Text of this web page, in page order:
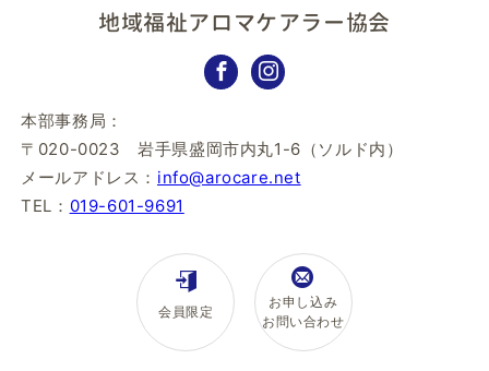
地域福祉アロマケアラー協会
本部事務局：
〒020-0023 岩手県盛岡市内丸1-6（ソルド内）
メールアドレス： info@arocare.net
TEL： 019-601-9691
会員限定
お申し込み
お問い合わせ